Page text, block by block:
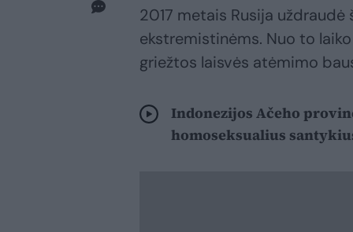
2017 metais Rusija
ekstremistinėms. Nuo to
griežtos laisvės atėmimo
Indonezijos Ačeho
homoseksualius